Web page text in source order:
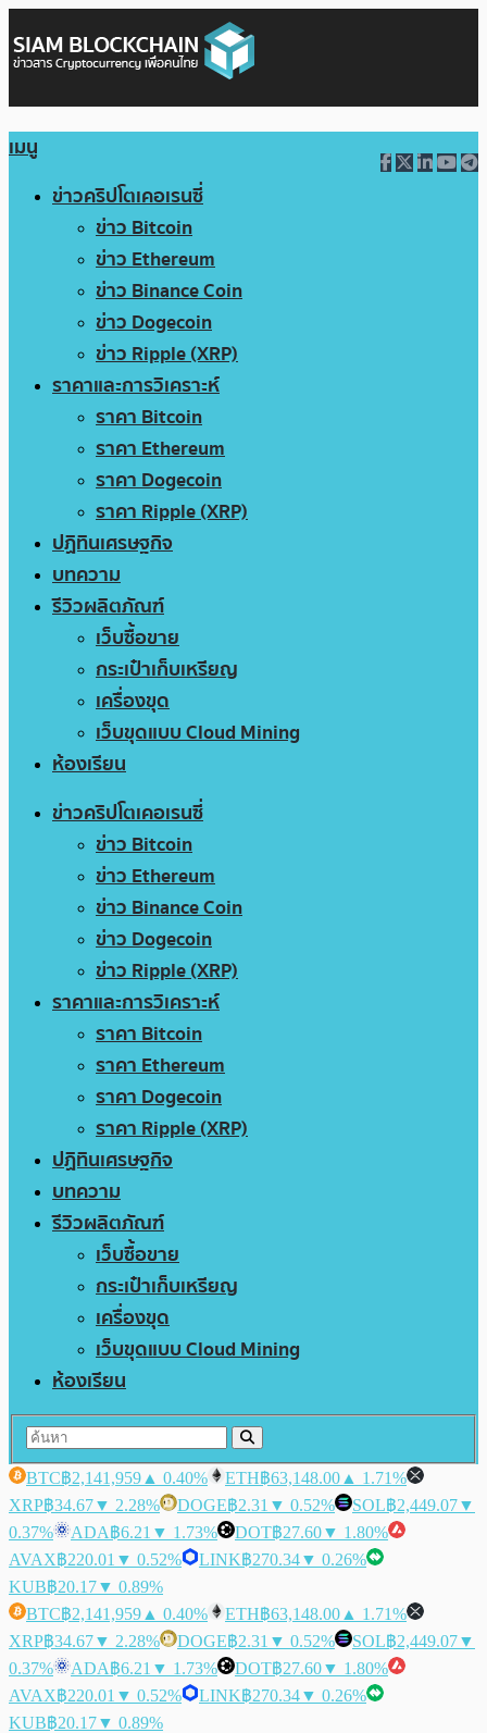
เมนู
ข่าวคริปโตเคอเรนซี่
ข่าว Bitcoin
ข่าว Ethereum
ข่าว Binance Coin
ข่าว Dogecoin
ข่าว Ripple (XRP)
ราคาและการวิเคราะห์
ราคา Bitcoin
ราคา Ethereum
ราคา Dogecoin
ราคา Ripple (XRP)
ปฏิทินเศรษฐกิจ
บทความ
รีวิวผลิตภัณฑ์
เว็บซื้อขาย
กระเป๋าเก็บเหรียญ
เครื่องขุด
เว็บขุดแบบ Cloud Mining
ห้องเรียน
ข่าวคริปโตเคอเรนซี่
ข่าว Bitcoin
ข่าว Ethereum
ข่าว Binance Coin
ข่าว Dogecoin
ข่าว Ripple (XRP)
ราคาและการวิเคราะห์
ราคา Bitcoin
ราคา Ethereum
ราคา Dogecoin
ราคา Ripple (XRP)
ปฏิทินเศรษฐกิจ
บทความ
รีวิวผลิตภัณฑ์
เว็บซื้อขาย
กระเป๋าเก็บเหรียญ
เครื่องขุด
เว็บขุดแบบ Cloud Mining
ห้องเรียน
BTC฿2,141,959 ▲ 0.40% ETH฿63,148.00 ▲ 1.71%
XRP฿34.67▼ 2.28% DOGE฿2.31 ▼ 0.52% SOL฿2,449.07▼
0.37%
ADA฿6.21 ▼ 1.73% DOT฿27.60▼ 1.80%
AVAX฿220.01 ▼ 0.52% LINK฿270.34▼ 0.26%
KUB฿20.17▼ 0.89%
BTC฿2,141,959 ▲ 0.40% ETH฿63,148.00 ▲ 1.71%
XRP฿34.67▼ 2.28% DOGE฿2.31 ▼ 0.52% SOL฿2,449.07▼
0.37%
ADA฿6.21 ▼ 1.73% DOT฿27.60▼ 1.80%
AVAX฿220.01 ▼ 0.52% LINK฿270.34▼ 0.26%
KUB฿20.17▼ 0.89%